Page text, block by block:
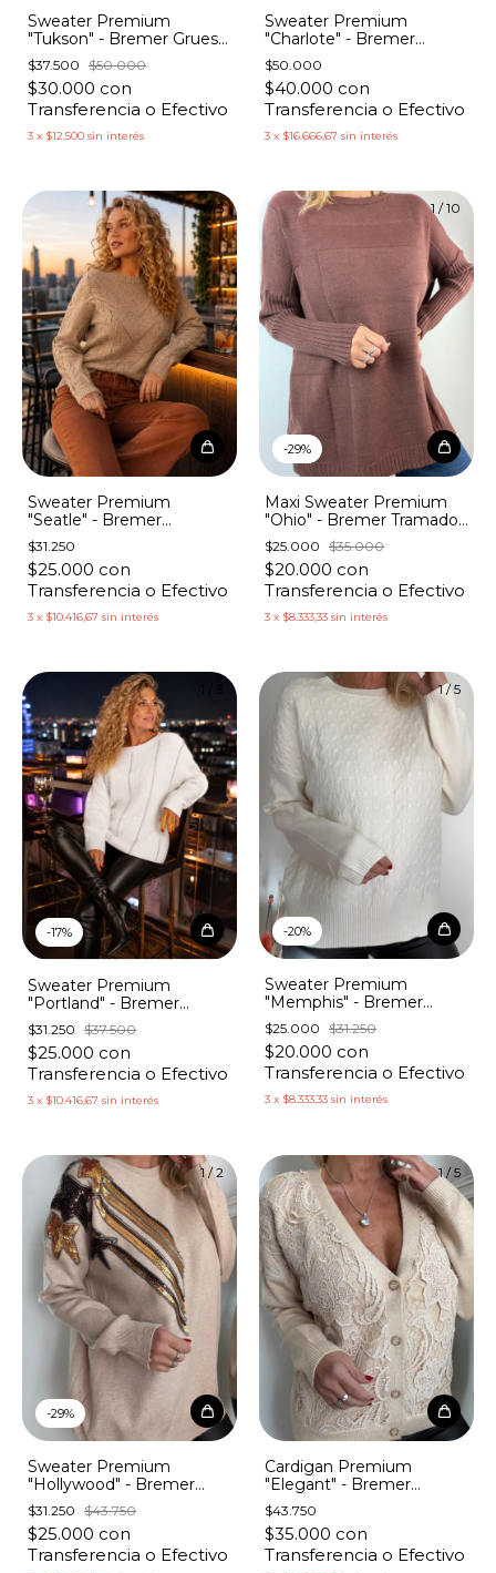
Sweater Premium
"Tukson" - Bremer Grueso
Bordado Manga Ancha
$37.500 $50.000
$30.000 con
Transferencia o Efectivo
3 x $12.500 sin interés
Sweater Premium
"Charlote" - Bremer
Grueso Ramas Bordadas
$50.000
$40.000 con
Transferencia o Efectivo
3 x $16.666,67 sin interés
1/5
Sweater Premium
"Seatle" - Bremer
Trenzado
$31.250
$25.000 con
Transferencia o Efectivo
3 x $10.416,67 sin interés
1 /10
-29%
Maxi Sweater Premium
"Ohio" - Bremer Tramado
Manga Morley
$25.000 $35.000
$20.000 con
Transferencia o Efectivo
3 x $8.333,33 sin interés
-17%
Sweater Premium
"Portland" - Bremer
Trenzas con Piedras
$31.250 $37.500
$25.000 con
Transferencia o Efectivo
3 x $10.416,67 sin interés
1/5
-20%
Sweater Premium
"Memphis" - Bremer
Ancho Trenzas
$25.000 $31.250
$20.000 con
Transferencia o Efectivo
3 x $8.333,33 sin interés
1/2
-29%
Sweater Premium
"Hollywood" - Bremer
Over-Size Estrellas
Lentejuelas
$31.250 $43.750
$25.000 con
Transferencia o Efectivo
1 /5
Cardigan Premium
"Elegant" - Bremer
Bordado Botones
Brillantes
$43.750
$35.000 con
Transferencia o Efectivo